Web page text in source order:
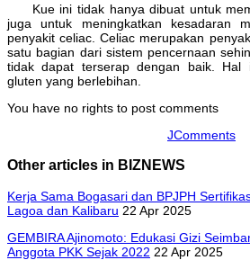
Kue ini tidak hanya dibuat untuk
juga untuk meningkatkan kesadaran
penyakit celiac. Celiac merupakan
satu bagian dari sistem pencernaan
tidak dapat terserap dengan baik. Hal
gluten yang berlebihan.
You have no rights to post comments
JComments
Other articles in BIZNEWS
Kerja Sama Bogasari dan BPJPH
Lagoa dan Kalibaru 22 Apr 2025
GEMBIRA Ajinomoto: Edukasi Gizi
Anggota PKK Sejak 2022 22 Apr 2025